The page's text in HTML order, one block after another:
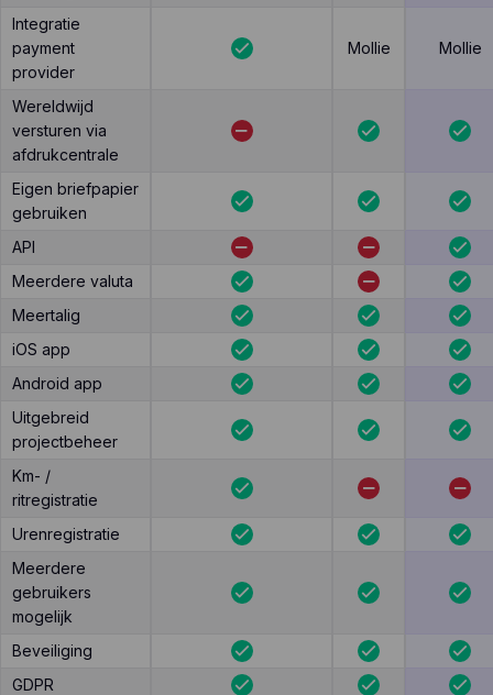
Integratie
payment
provider
Mollie Mollie
Wereldwijd
versturen via
afdrukcentrale
Eigen briefpapier
gebruiken
API
Meerdere valuta
Meertalig
iOS app
Android app
Uitgebreid
projectbeheer
Km- /
ritregistratie
Urenregistratie
Meerdere
gebruikers
mogelijk
Beveiliging
GDPR